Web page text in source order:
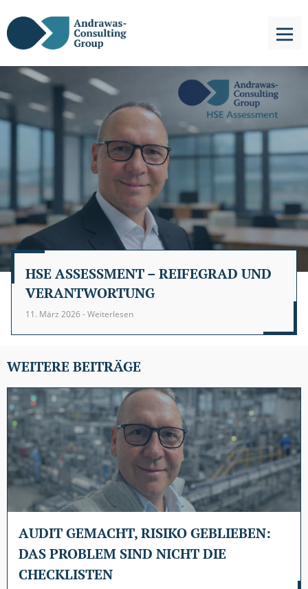
HSE ASSESSMENT – REIFEGRAD UND
VERANTWORTUNG
11. März 2026 - Weiterlesen
WEITERE BEITRÄGE
AUDIT GEMACHT, RISIKO GEBLIEBEN:
DAS PROBLEM SIND NICHT DIE
CHECKLISTEN